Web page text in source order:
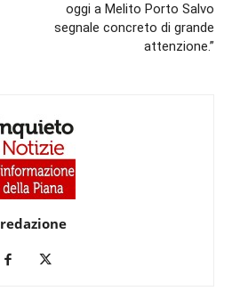
oggi a Melito Porto Salvo
segnale concreto di grande
attenzione.”
redazione